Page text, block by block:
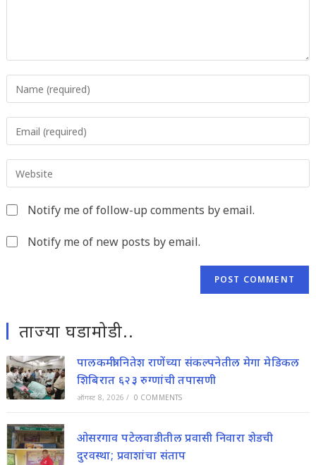
your
username
to
comment
your
address
to
comment
your
URL
Notify me of follow-up comments by email.
Notify me of new posts by email.
ताज्या घडामोडी..
पालकमंत्री नितेश राणेंच्या संकल्पनेतील मेगा मेडिकल
शिबिरात ६२३ रुग्णांची तपासणी
ऑगस्ट 8, 2026 / 0 COMMENTS
ओसरगाव पटेलवाडीतील प्रवासी निवारा शेडची
दुरवस्था; प्रवाशांचा संताप